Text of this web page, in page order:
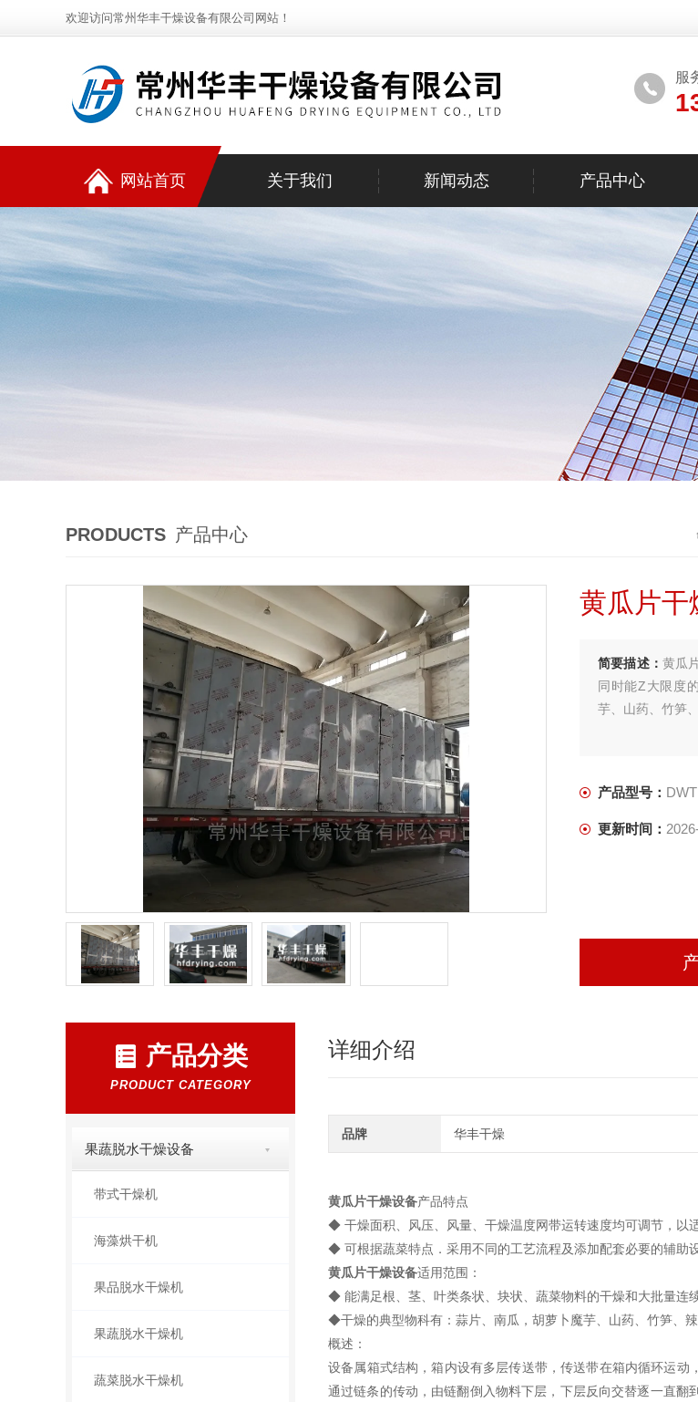
欢迎访问常州华丰干燥设备有限公司网站！
服
网站首页 关于我们 新闻动态 产品中心
PRODUCTS 产品中心
黄瓜片干
简要描述： 黄瓜
同时能Z大限度
芋、山药、竹笋
产品型号： DWT
更新时间：
产品分类
PRODUCT CATEGORY
果蔬脱水干燥设备
带式干燥机
海藻烘干机
果品脱水干燥机
果蔬脱水干燥机
蔬菜脱水干燥机
详细介绍
品牌 华丰干燥
黄瓜片干燥设备产品特点
◆ 干燥面积、风压、风量、干燥温度网带运转速度均可调节，以
◆ 可根据蔬菜特点．采用不同的工艺流程及添加配套必要的辅助设
黄瓜片干燥设备适用范围：
◆ 能满足根、茎、叶类条状、块状、蔬菜物料的干燥和大批量连
◆干燥的典型物科有：蒜片、南瓜，胡萝卜魔芋、山药、竹笋、
概述：
设备属箱式结构，箱内设有多层传送带，传送带在箱内循环运
通过链条的传动，由链翻倒入物料下层，下层反向交替逐一直